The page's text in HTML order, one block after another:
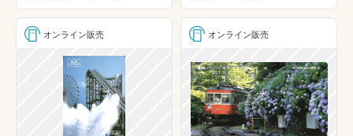
オンライン販売 オンライン販売